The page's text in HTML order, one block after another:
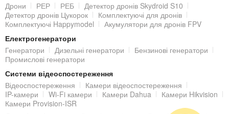
Дрони
РЕР РЕБ
Детектор дронів Skydroid S10
Детектор дронів Цукорок
Комплектуючі для дронів
Комплектуючі Happymodel
Акумулятори для дронів FPV
Електрогенератори
Генератори
Дизельні генератори
Бензинові генератори
Промислові генератори
Системи відеоспостереження
Відеоспостереження
Камери відеоспостереження
IP-камери
Wi-Fi камери Камери Dahua
Камери Hikvision
Камери Provision-ISR